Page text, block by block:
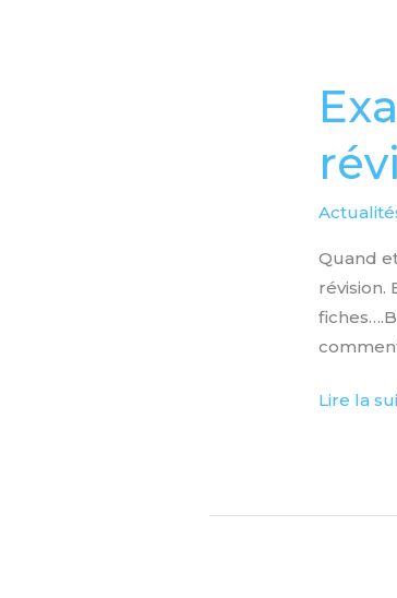
Quand
révision.
Examens
et
concours,
les
fiches
révision
Lire la